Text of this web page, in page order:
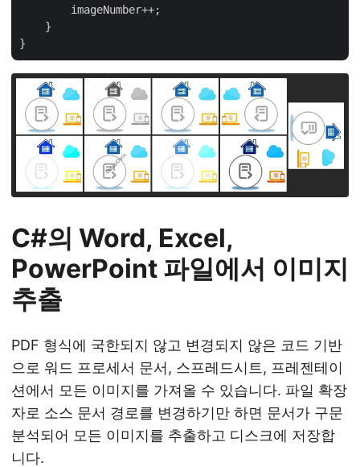
        imageNumber++;
    }
C#의 Word, Excel,
PowerPoint 파일에서 이미지
추출
PDF 형식에 국한되지 않고 변경되지 않은 코드 기반
으로 워드 프로세서 문서, 스프레드시트, 프레젠테이
션에서 모든 이미지를 가져올 수 있습니다. 파일 확장
자로 소스 문서 경로를 변경하기만 하면 문서가 구문
분석되어 모든 이미지를 추출하고 디스크에 저장합
니다.